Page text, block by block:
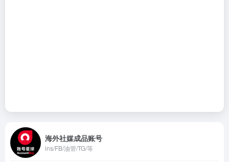
海外社媒成品账号
ins/FB/油管/TG/等